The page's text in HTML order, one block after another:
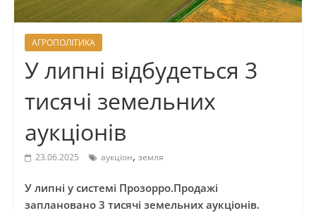
АГРОПОЛІТИКА
У липні відбудеться 3
тисячі земельних
аукціонів
23.06.2025 аукціон, земля
У липні у системі Прозорро.Продажі
заплановано 3 тисячі земельних аукціонів.